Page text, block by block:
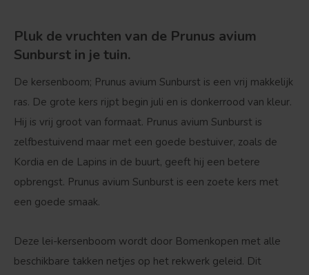
Pluk de vruchten van de Prunus avium
Sunburst in je tuin.
De kersenboom; Prunus avium Sunburst is een vrij makkelijk
ras. De grote kers rijpt begin juli en is donkerrood van kleur.
Hij is vrij groot van formaat. Prunus avium Sunburst is
zelfbestuivend maar met een goede bestuiver, zoals de
Kordia en de Lapins in de buurt, geeft hij een betere
opbrengst. Prunus avium Sunburst is een zoete kers met
een goede smaak.
Deze lei-kersenboom wordt door Bomenkopen met alle
beschikbare takken netjes op het rekwerk geleid. Dit